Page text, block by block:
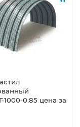
1000-0.85 цена за